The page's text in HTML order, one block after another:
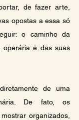
de fazer arte,
opostas a essa só
o caminho da
operária e das suas
de uma
De fato, os
organizados,